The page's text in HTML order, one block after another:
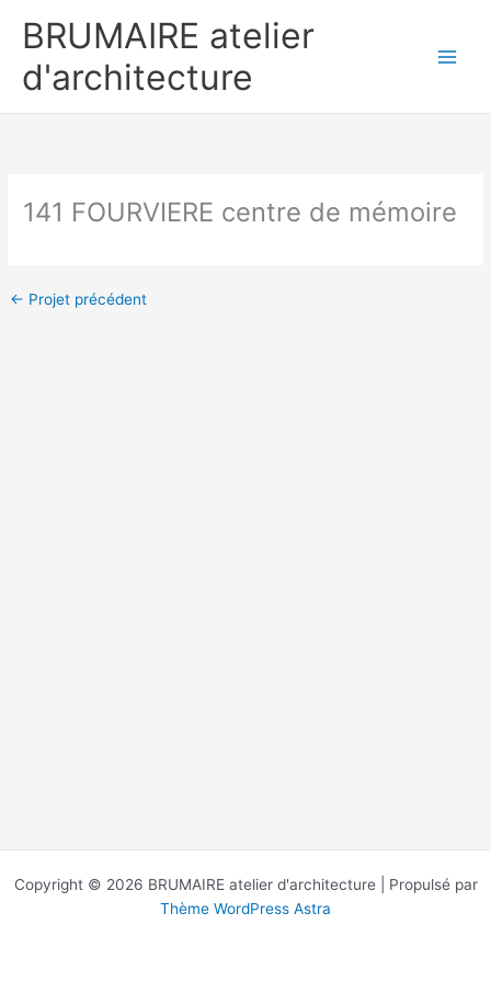
BRUMAIRE atelier
d'architecture
141 FOURVIERE centre de mémoire
← Projet précédent
Copyright © 2026 BRUMAIRE atelier d'architecture | Propulsé par
Thème WordPress Astra